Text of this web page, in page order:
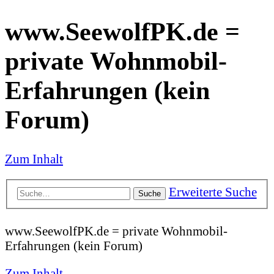
www.SeewolfPK.de =
private Wohnmobil-
Erfahrungen (kein
Forum)
Zum Inhalt
Suche Erweiterte Suche
www.SeewolfPK.de = private Wohnmobil-
Erfahrungen (kein Forum)